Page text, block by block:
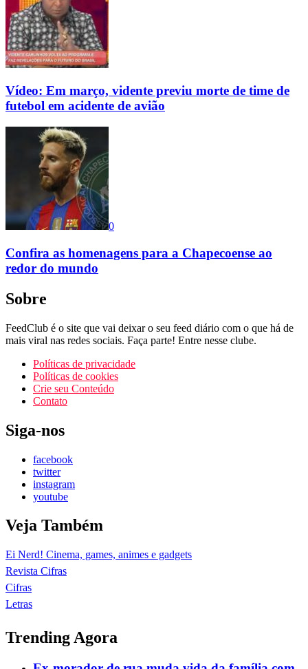
Vídeo: Em março, vidente previu morte de time de
futebol em acidente de avião
0
Confira as homenagens para a Chapecoense ao
redor do mundo
Sobre
FeedClub é o site que vai deixar o seu feed diário com o que há de
mais viral nas redes sociais. Faça parte! Entre nesse clube.
Políticas de privacidade
Políticas de cookies
Crie seu Conteúdo
Contato
Siga-nos
facebook
twitter
instagram
youtube
Veja Também
Ei Nerd! Cinema, games, animes e gadgets
Revista Cifras
Cifras
Letras
Trending Agora